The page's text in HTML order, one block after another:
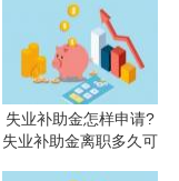
失业补助金怎样申请?
失业补助金离职多久可